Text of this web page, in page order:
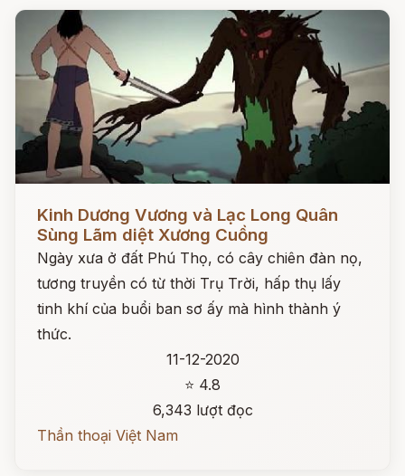
Kinh Dương Vương và Lạc Long Quân
Sùng Lãm diệt Xương Cuồng
Ngày xưa ở đất Phú Thọ, có cây chiên đàn nọ,
tương truyền có từ thời Trụ Trời, hấp thụ lấy
tinh khí của buổi ban sơ ấy mà hình thành ý
thức.
11-12-2020
⭐ 4.8
6,343 lượt đọc
Thần thoại Việt Nam